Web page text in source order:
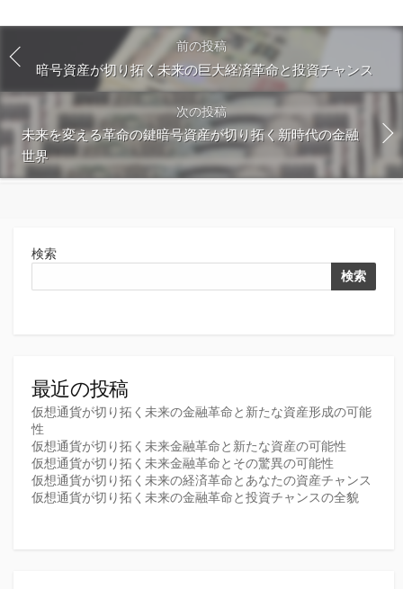
前の投稿
暗号資産が切り拓く未来の巨大経済革命と投資チャンス
次の投稿
未来を変える革命の鍵暗号資産が切り拓く新時代の金融
世界
検索
検索
最近の投稿
仮想通貨が切り拓く未来の金融革命と新たな資産形成の可能
性
仮想通貨が切り拓く未来金融革命と新たな資産の可能性
仮想通貨が切り拓く未来金融革命とその驚異の可能性
仮想通貨が切り拓く未来の経済革命とあなたの資産チャンス
仮想通貨が切り拓く未来の金融革命と投資チャンスの全貌